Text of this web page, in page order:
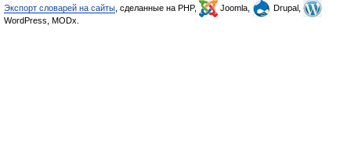
Экспорт словарей на сайты , сделанные на PHP, Joomla,
Drupal,
WordPress, MODx.